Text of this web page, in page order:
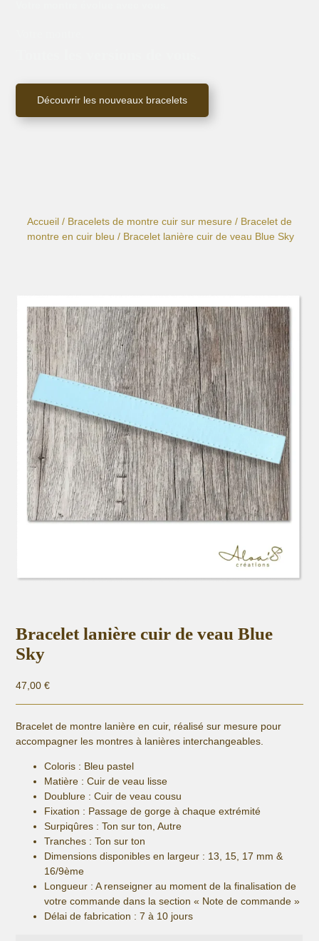
Découvrir les nouveaux bracelets
Accueil / Bracelets de montre cuir sur mesure / Bracelet de
montre en cuir bleu / Bracelet lanière cuir de veau Blue Sky
Bracelet lanière cuir de veau Blue
Sky
47,00€
Bracelet de montre lanière en cuir, réalisé sur mesure pour
accompagner les montres à lanières interchangeables.
Coloris : Bleu pastel
Matière : Cuir de veau lisse
Doublure : Cuir de veau cousu
Fixation : Passage de gorge à chaque extrémité
Surpiqûres : Ton sur ton, Autre
Tranches : Ton sur ton
Dimensions disponibles en largeur : 13, 15, 17 mm &
16/9ème
Longueur : A renseigner au moment de la finalisation de
votre commande dans la section « Note de commande »
Délai de fabrication : 7 à 10 jours